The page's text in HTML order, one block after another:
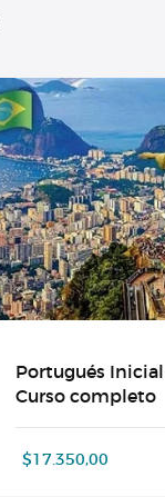
Portugués Inicial
Curso completo
$17.350,00